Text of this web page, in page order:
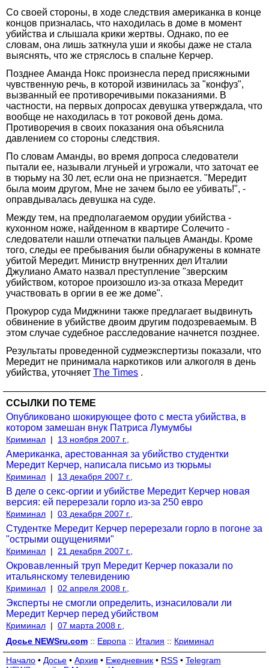
Со своей стороны, в ходе следствия американка в конце
концов призналась, что находилась в доме в момент
убийства и слышала крики жертвы. Однако, по ее
словам, она лишь заткнула уши и якобы даже не стала
выяснять, что же стряслось в спальне Керчер.
Позднее Аманда Нокс произнесла перед присяжными
чувственную речь, в которой извинилась за "конфуз",
вызванный ее противоречивыми показаниями. В
частности, на первых допросах девушка утверждала, что
вообще не находилась в тот роковой день дома.
Противоречия в своих показания она объяснила
давлением со стороны следствия.
По словам Аманды, во время допроса следователи
пытали ее, называли лгуньей и угрожали, что заточат ее
в тюрьму на 30 лет, если она не признается. "Мередит
была моим другом, Мне не зачем было ее убивать!", -
оправдывалась девушка на суде.
Между тем, на предполагаемом орудии убийства -
кухонном ноже, найденном в квартире Солечито -
следователи нашли отпечатки пальцев Аманды. Кроме
того, следы ее пребывания были обнаружены в комнате
убитой Мередит. Министр внутренних дел Италии
Джулиано Амато назвал преступление "зверским
убийством, которое произошло из-за отказа Мередит
участвовать в оргии в ее же доме".
Прокурор суда Миджнини также предлагает выдвинуть
обвинение в убийстве двоим другим подозреваемым. В
этом случае судебное расследование начнется позднее.
Результаты проведенной судмеэкспертизы показали, что
Мередит не принимала наркотиков или алкоголя в день
убийства, уточняет The Times .
ССЫЛКИ ПО ТЕМЕ
Опубликовано шокирующее фото с места убийства, в
котором замешан внук Патриса Лумумбы
Криминал | 13 ноября 2007 г.,
Американка, арестованная за убийство студентки
Мередит Керчер, написала письмо из тюрьмы
Криминал | 13 декабря 2007 г.,
В деле о секс-оргии и убийстве Мередит Керчер новая
версия: ей перерезали горло из-за 250 евро
Криминал | 03 декабря 2007 г.,
Студентке Мередит Керчер перерезали горло в погоне за
"острыми ощущениями"
Криминал | 21 декабря 2007 г.,
Окровавленный труп Мередит Керчер показали по
итальянскому телевидению
Криминал | 02 апреля 2008 г.,
Эксперты не смогли определить, изнасиловали ли
Мередит Керчер перед убийством
Криминал | 07 марта 2008 г.,
Досье NEWSru.com :: Европа :: Италия :: Криминал
Начало • Досье • Архив • Ежедневник • RSS • Telegram